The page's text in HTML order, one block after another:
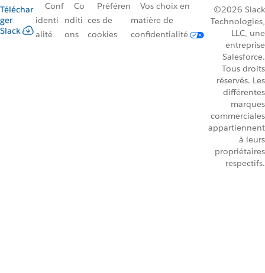
Téléchar
ger
Slack
Conf
identi
alité
Co
nditi
ons
Préféren
ces de
cookies
Vos choix en
matière de
confidentialité
©2026 Slack
Technologies,
LLC, une
entreprise
Salesforce.
Tous droits
réservés. Les
différentes
marques
commerciales
appartiennent
à leurs
propriétaires
respectifs.